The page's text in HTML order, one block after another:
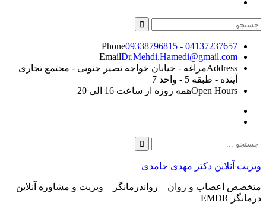
Search
for:
Phone09338796815 - 04137237657
EmailDr.Mehdi.Hamedi@gmail.com
Addressمراغه - خیابان خواجه نصیر جنوبی - مجتمع تجاری
آینده - طبقه 5 - واحد 7
Open Hoursهمه روزه از ساعت 16 الی 20
Search
Search
for:
ویزیت آنلاین دکتر مهدی حامدی
متخصص اعصاب و روان – رواندرمانگر – ویزیت و مشاوره آنلاین –
درمانگر EMDR